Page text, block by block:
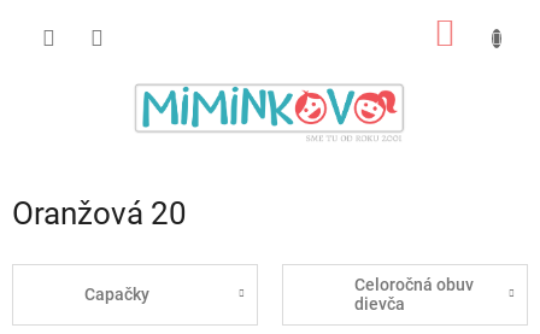
Oranžová 20
Capačky
Celoročná obuv
dievča